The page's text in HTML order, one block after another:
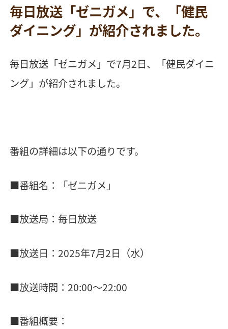
毎日放送「ゼニガメ」で、「健民
ダイニング」が紹介されました。
毎日放送「ゼニガメ」で7月2日、「健民ダイニ
ング」が紹介されました。
番組の詳細は以下の通りです。
■番組名：「ゼニガメ」
■放送局：毎日放送
■放送日：2025年7月2日（水）
■放送時間：20:00〜22:00
■番組概要：